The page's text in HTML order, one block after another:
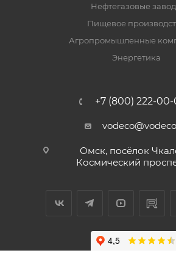
Нефтегазовые
Пищевое
Агропромышленные
Энергетика
+7 (800) 222-00-
Омск, посёлок
Космический